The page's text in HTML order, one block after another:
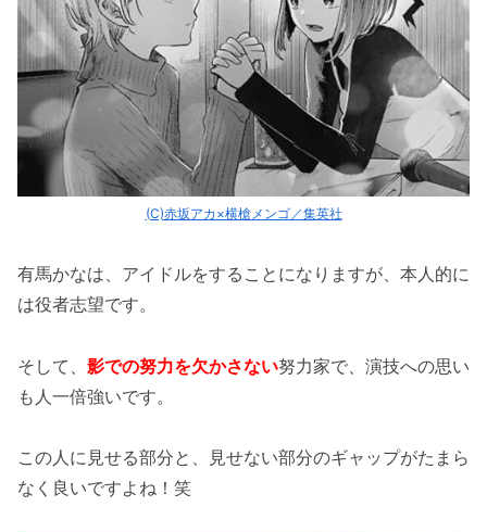
(C)赤坂アカ×横槍メンゴ／集英社
有馬かなは、アイドルをすることになりますが、本人的に
は役者志望です。
そして、 影での努力を欠かさない努力家で、演技への思い
も人一倍強いです。
この人に見せる部分と、見せない部分のギャップがたまら
なく良いですよね！笑